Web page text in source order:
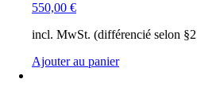
550,00 €
incl. MwSt. (différencié selon
Ajouter au panier